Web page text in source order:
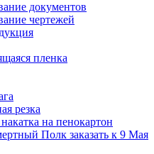
документов
чертежей
пленка
резка
на пенокартон
Полк заказать к 9 Мая